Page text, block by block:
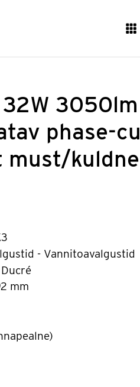
32W
phase-
must/kuldne
- Vannitoavalgustid
mm